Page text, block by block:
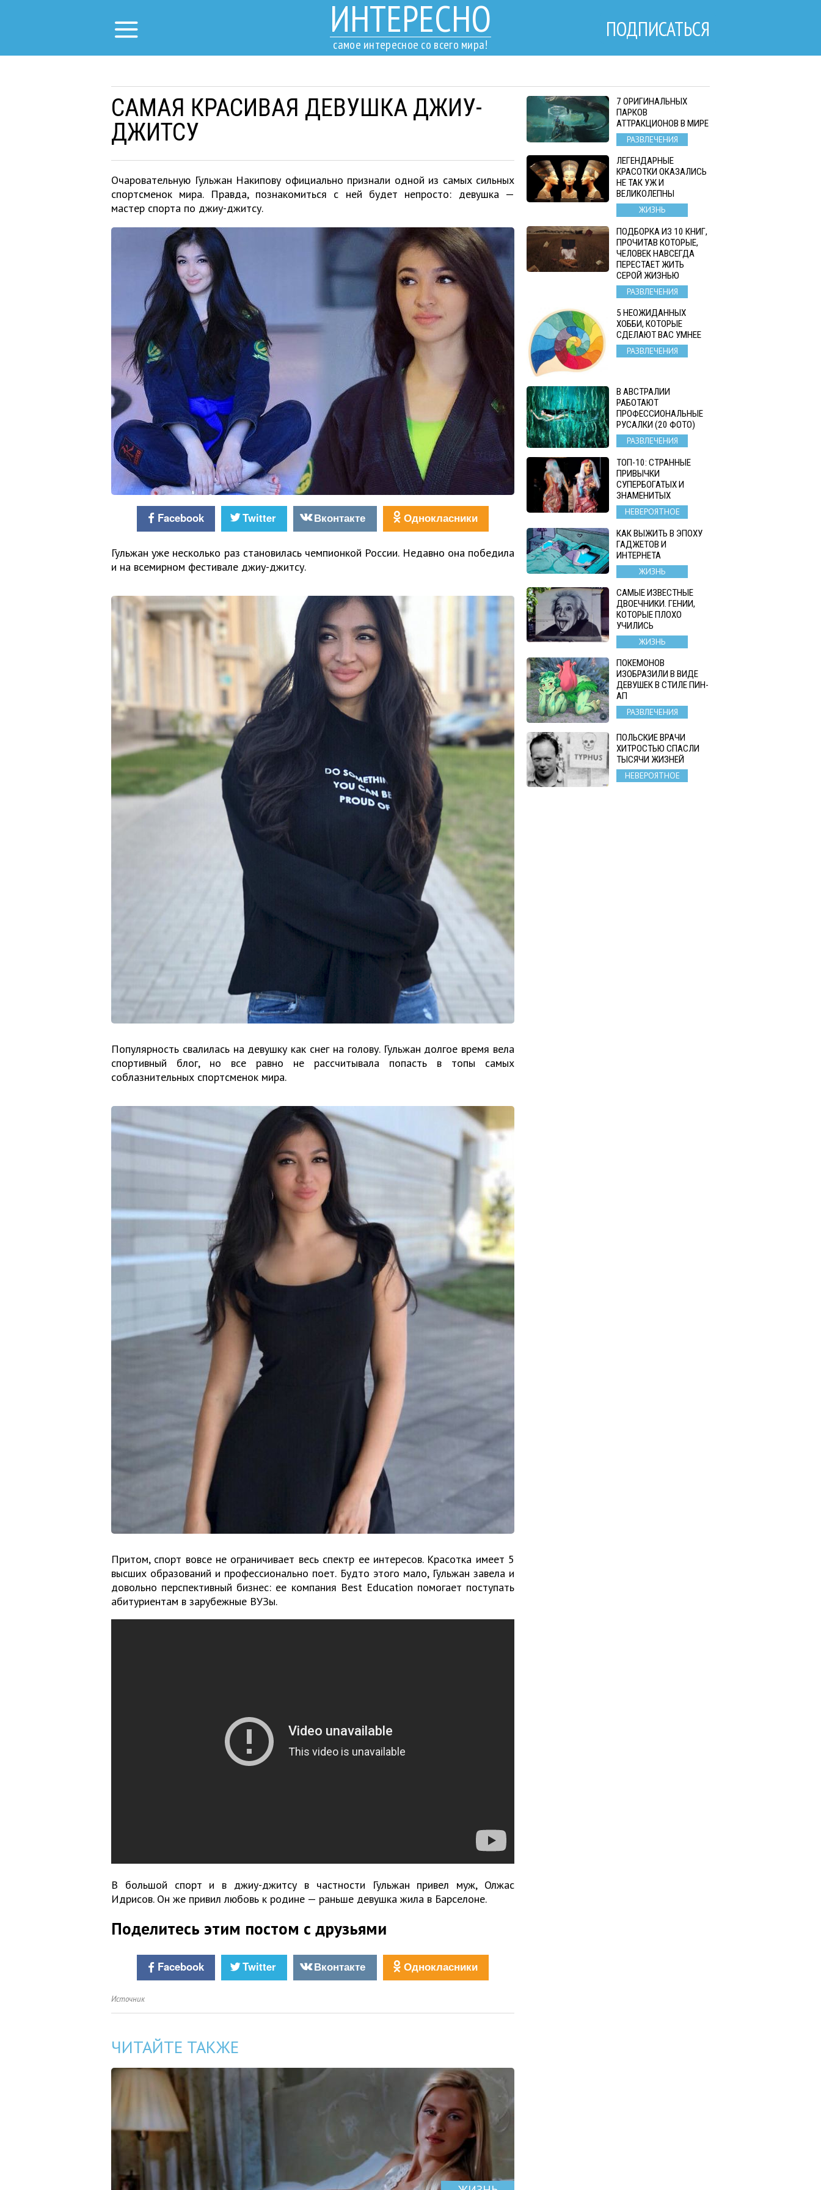
ИНТЕРЕСНО
самое интересное со всего мира!
ПОДПИСАТЬСЯ
САМАЯ КРАСИВАЯ ДЕВУШКА ДЖИУ-
ДЖИТСУ
Очаровательную Гульжан Накипову официально признали одной из самых сильных
спортсменок мира. Правда, познакомиться с ней будет непросто: девушка —
мастер спорта по джиу-джитсу.
Facebook Twitter Вконтакте Однокласники
Гульжан уже несколько раз становилась чемпионкой России. Недавно она победила
и на всемирном фестивале джиу-джитсу.
Популярность свалилась на девушку как снег на голову. Гульжан долгое время вела
спортивный блог, но все равно не рассчитывала попасть в топы самых
соблазнительных спортсменок мира.
Притом, спорт вовсе не ограничивает весь спектр ее интересов. Красотка имеет 5
высших образований и профессионально поет. Будто этого мало, Гульжан завела и
довольно перспективный бизнес: ее компания Best Education помогает поступать
абитуриентам в зарубежные ВУЗы.
В большой спорт и в джиу-джитсу в частности Гульжан привел муж, Олжас
Идрисов. Он же привил любовь к родине — раньше девушка жила в Барселоне.
Поделитесь этим постом с друзьями
Facebook Twitter Вконтакте Однокласники
Источник
ЧИТАЙТЕ ТАКЖЕ
7 ОРИГИНАЛЬНЫХ
ПАРКОВ
АТТРАКЦИОНОВ В МИРЕ
РАЗВЛЕЧЕНИЯ
ЛЕГЕНДАРНЫЕ
КРАСОТКИ ОКАЗАЛИСЬ
НЕ ТАК УЖ И
ВЕЛИКОЛЕПНЫ
ЖИЗНЬ
ПОДБОРКА ИЗ 10 КНИГ,
ПРОЧИТАВ КОТОРЫЕ,
ЧЕЛОВЕК НАВСЕГДА
ПЕРЕСТАЕТ ЖИТЬ
СЕРОЙ ЖИЗНЬЮ
РАЗВЛЕЧЕНИЯ
5 НЕОЖИДАННЫХ
ХОББИ, КОТОРЫЕ
СДЕЛАЮТ ВАС УМНЕЕ
РАЗВЛЕЧЕНИЯ
В АВСТРАЛИИ
РАБОТАЮТ
ПРОФЕССИОНАЛЬНЫЕ
РУСАЛКИ (20 ФОТО)
РАЗВЛЕЧЕНИЯ
ТОП-10: СТРАННЫЕ
ПРИВЫЧКИ
СУПЕРБОГАТЫХ И
ЗНАМЕНИТЫХ
НЕВЕРОЯТНОЕ
КАК ВЫЖИТЬ В ЭПОХУ
ГАДЖЕТОВ И
ИНТЕРНЕТА
ЖИЗНЬ
САМЫЕ ИЗВЕСТНЫЕ
ДВОЕЧНИКИ. ГЕНИИ,
КОТОРЫЕ ПЛОХО
УЧИЛИСЬ
ЖИЗНЬ
ПОКЕМОНОВ
ИЗОБРАЗИЛИ В ВИДЕ
ДЕВУШЕК В СТИЛЕ ПИН-
АП
РАЗВЛЕЧЕНИЯ
ПОЛЬСКИЕ ВРАЧИ
ХИТРОСТЬЮ СПАСЛИ
ТЫСЯЧИ ЖИЗНЕЙ
НЕВЕРОЯТНОЕ